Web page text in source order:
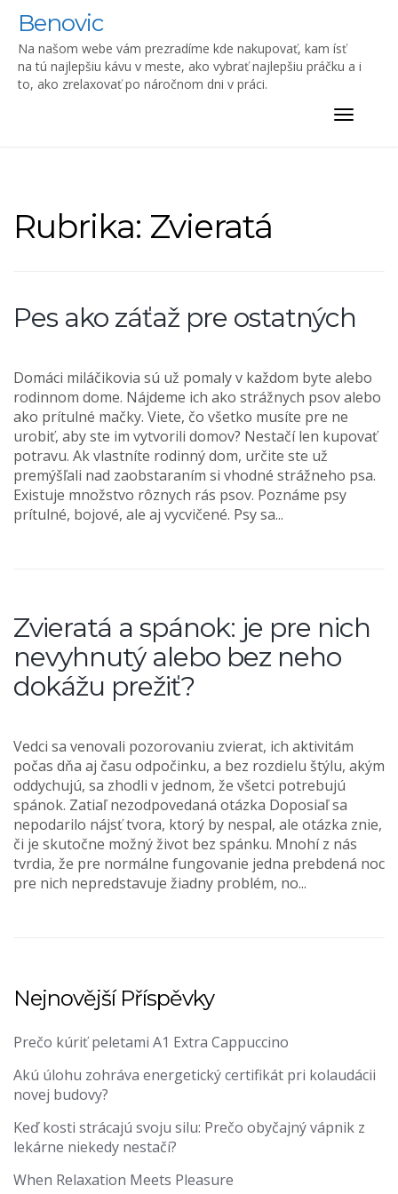
content
Benovic
Na našom webe vám prezradíme kde nakupovať, kam ísť
na tú najlepšiu kávu v meste, ako vybrať najlepšiu práčku a i
to, ako zrelaxovať po náročnom dni v práci.
Toggle
Rubrika: Zvieratá
Pes ako záťaž pre ostatných
Domáci miláčikovia sú už pomaly v každom byte alebo
rodinnom dome. Nájdeme ich ako strážnych psov alebo
ako prítulné mačky. Viete, čo všetko musíte pre ne
urobiť, aby ste im vytvorili domov? Nestačí len kupovať
potravu. Ak vlastníte rodinný dom, určite ste už
premýšľali nad zaobstaraním si vhodné strážneho psa.
Existuje množstvo rôznych rás psov. Poznáme psy
prítulné, bojové, ale aj vycvičené. Psy sa...
Zvieratá a spánok: je pre nich
nevyhnutý alebo bez neho
dokážu prežiť?
Vedci sa venovali pozorovaniu zvierat, ich aktivitám
počas dňa aj času odpočinku, a bez rozdielu štýlu, akým
oddychujú, sa zhodli v jednom, že všetci potrebujú
spánok. Zatiaľ nezodpovedaná otázka Doposiaľ sa
nepodarilo nájsť tvora, ktorý by nespal, ale otázka znie,
či je skutočne možný život bez spánku. Mnohí z nás
tvrdia, že pre normálne fungovanie jedna prebdená noc
pre nich nepredstavuje žiadny problém, no...
Nejnovější Příspěvky
Prečo kúriť peletami A1 Extra Cappuccino
Akú úlohu zohráva energetický certifikát pri kolaudácii
novej budovy?
Keď kosti strácajú svoju silu: Prečo obyčajný vápnik z
lekárne niekedy nestačí?
When Relaxation Meets Pleasure